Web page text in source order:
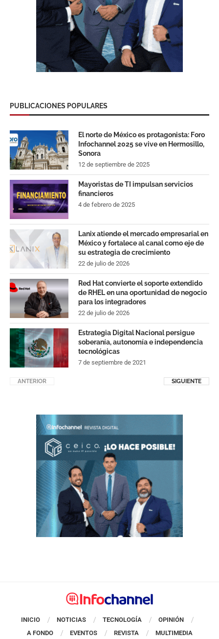
PUBLICACIONES POPULARES
El norte de México es protagonista: Foro
Infochannel 2025 se vive en Hermosillo,
Sonora
12 de septiembre de 2025
Mayoristas de TI impulsan servicios
financieros
4 de febrero de 2025
Lanix atiende el mercado empresarial en
México y fortalece al canal como eje de
su estrategia de crecimiento
22 de julio de 2026
Red Hat convierte el soporte extendido
de RHEL en una oportunidad de negocio
para los integradores
22 de julio de 2026
Estrategia Digital Nacional persigue
soberanía, autonomía e independencia
tecnológicas
7 de septiembre de 2021
ANTERIOR SIGUIENTE
INICIO NOTICIAS TECNOLOGÍA
OPINIÓN
A FONDO
EVENTOS REVISTA MULTIMEDIA